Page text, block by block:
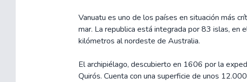
Vanuatu es uno de los países en situación más
mar. La republica está integrada por 83 islas, en
kilómetros al nordeste de Australia.
El archipiélago, descubierto en 1606 por la
Quirós. Cuenta con una superficie de unos